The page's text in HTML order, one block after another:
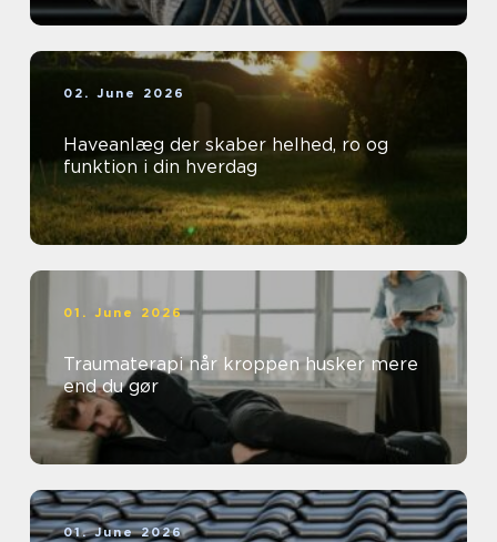
02. June 2026
Haveanlæg der skaber helhed, ro og
funktion i din hverdag
01. June 2026
Traumaterapi når kroppen husker mere
end du gør
01. June 2026